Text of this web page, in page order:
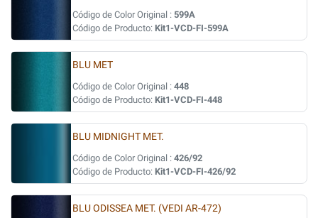
Código de Color Original : 599A
Código de Producto: Kit1-VCD-FI-599A
BLU MET
Código de Color Original : 448
Código de Producto: Kit1-VCD-FI-448
BLU MIDNIGHT MET.
Código de Color Original : 426/92
Código de Producto: Kit1-VCD-FI-426/92
BLU ODISSEA MET. (VEDI AR-472)